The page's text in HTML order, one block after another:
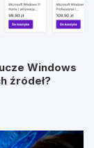
Windows
źródeł?